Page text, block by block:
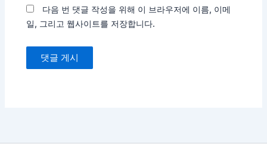
다음 번 댓글 작성을 위해 이 브라우저에 이름, 이메
일, 그리고 웹사이트를 저장합니다.